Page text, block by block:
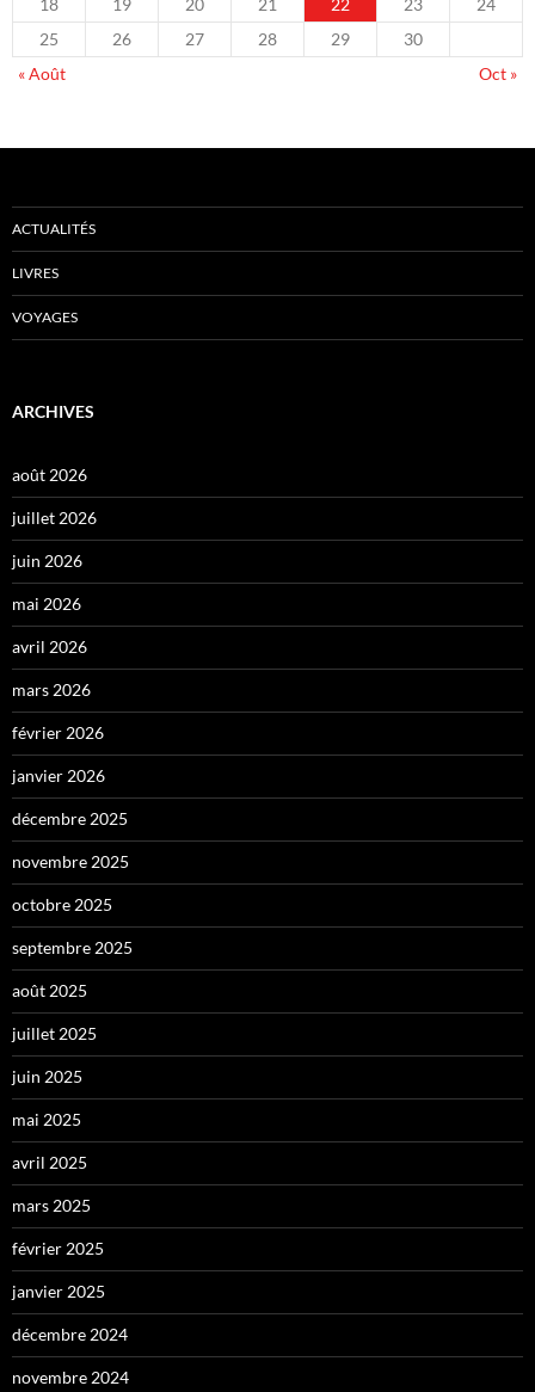
25
26 27 28 29
30
« Août
Oct »
ACTUALITÉS
LIVRES
VOYAGES
ARCHIVES
août 2026
juillet 2026
juin 2026
mai 2026
avril 2026
mars 2026
février 2026
janvier 2026
décembre 2025
novembre 2025
octobre 2025
septembre 2025
août 2025
juillet 2025
juin 2025
mai 2025
avril 2025
mars 2025
février 2025
janvier 2025
décembre 2024
novembre 2024